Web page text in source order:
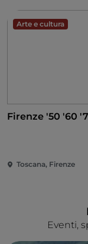
Arte e cultura
Firenze '50 '60
Toscana, Firenze
Eventi,